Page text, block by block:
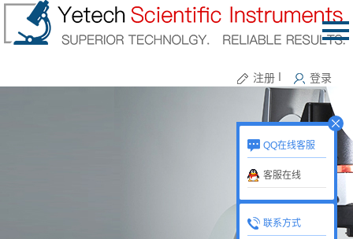
注册 登录
QQ在线客服
客服在线
联系方式